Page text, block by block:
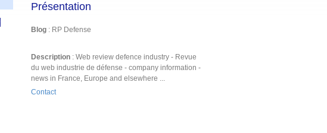
Présentation
Blog : RP Defense
Description : Web review defence industry - Revue
du web industrie de défense - company information -
news in France, Europe and elsewhere ...
Contact